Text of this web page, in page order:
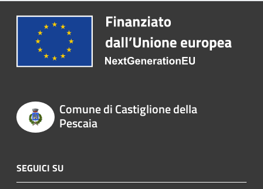
Comune di Castiglione della
Pescaia
SEGUICI SU